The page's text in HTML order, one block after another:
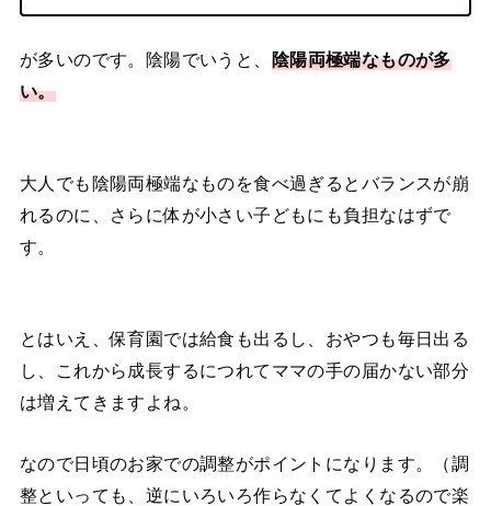
が多いのです。陰陽でいうと、 陰陽両極端なものが多
い。
大人でも陰陽両極端なものを食べ過ぎるとバランスが崩
れるのに、さらに体が小さい子どもにも負担なはずで
す。
とはいえ、保育園では給食も出るし、おやつも毎日出る
し、これから成長するにつれてママの手の届かない部分
は増えてきますよね。
なので日頃のお家での調整がポイントになります。（調
整といっても、逆にいろいろ作らなくてよくなるので楽